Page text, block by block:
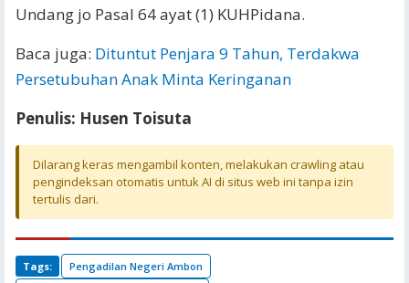
Undang jo Pasal 64 ayat (1) KUHPidana.
Baca juga: Dituntut Penjara 9 Tahun, Terdakwa
Persetubuhan Anak Minta Keringanan
Penulis: Husen Toisuta
Dilarang keras mengambil konten, melakukan crawling atau
pengindeksan otomatis untuk AI di situs web ini tanpa izin
tertulis dari.
Tags:
Pengadilan Negeri Ambon